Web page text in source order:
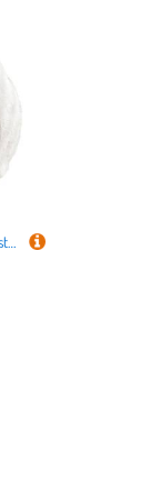
Katzenhöhlenbett mit Plüsch, rutschfeste Unterseite, halb geschlossen, Antistress für den Innenbereich, Heimgebrauch, für kleine Hunde, Schlafhaus, Höhle